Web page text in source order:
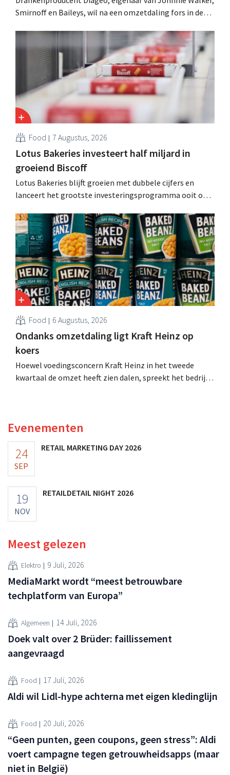
Smirnoff en Baileys, wil na een omzetdaling fors in de
andere Guiness en voorgemixte cocktails.
Food 7 Augustus, 2026
Lotus Bakeries investeert half miljard in
groeiend Biscoff
Lotus Bakeries blijft groeien met dubbele cijfers en
lanceert het grootste investeringsprogramma ooit om
moeten dit momentum grijpen”.
Food 6 Augustus, 2026
Ondanks omzetdaling ligt Kraft Heinz op
koers
Hoewel voedingsconcern Kraft Heinz in het tweede
kwartaal de omzet heeft zien dalen, spreekt het bedrijf
Evenementen
24
SEP
RETAIL MARKETING DAY 2026
19
NOV
RETAILDETAIL NIGHT 2026
Meest gelezen
Elektro 9 Juli, 2026
MediaMarkt wordt “meest betrouwbare
techplatform van Europa”
Algemeen 14 Juli, 2026
Doek valt over 2 Brüder: faillissement
aangevraagd
Food 17 Juli, 2026
Aldi wil Lidl-hype achterna met eigen kledinglijn
Food 20 Juli, 2026
“Geen punten, geen coupons, geen stress”: Aldi
voert campagne tegen getrouwheidsapps (maar
niet in België)